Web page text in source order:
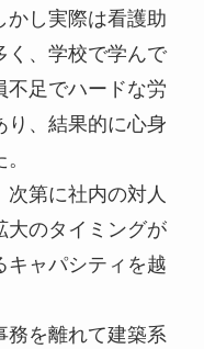
し実際は看護助
く、学校で学んで
不足でハードな労
、結果的に心身
第に社内の対人
大のタイミングが
ャパシティを越
務を離れて建築系